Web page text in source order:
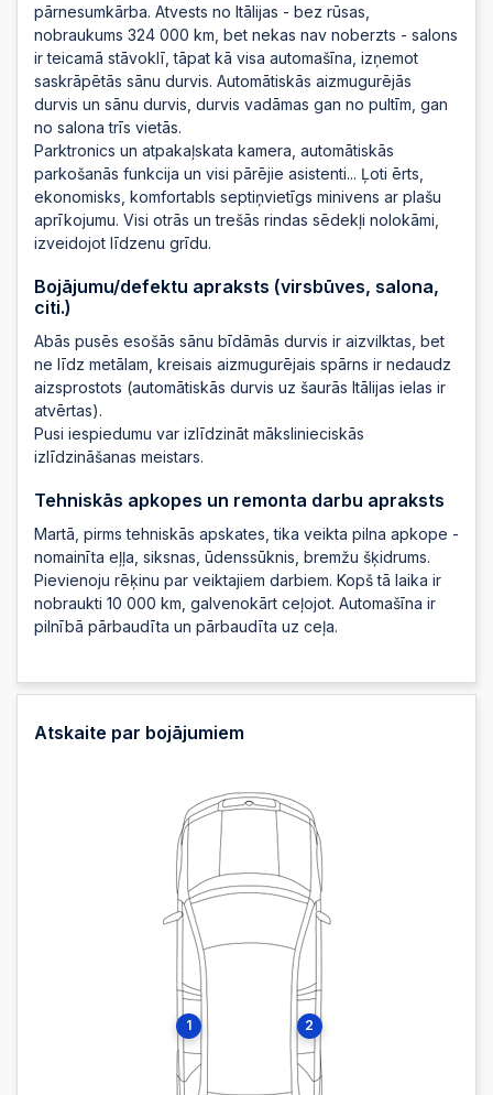
2025-10-10 20:01:59
2025-10-10 14:00:05
2025-10-10 14:00:04
2025-10-10 08:35:51
2025-10-10 01:10:27
2025-10-09 19:44:30
pārnesumkārba. Atvests no Itālijas - bez rūsas,
nobraukums 324 000 km, bet nekas nav noberzts - salons
ir teicamā stāvoklī, tāpat kā visa automašīna, izņemot
saskrāpētās sānu durvis. Automātiskās aizmugurējās
durvis un sānu durvis, durvis vadāmas gan no pultīm, gan
no salona trīs vietās.
Parktronics un atpakaļskata kamera, automātiskās
parkošanās funkcija un visi pārējie asistenti... Ļoti ērts,
ekonomisks, komfortabls septiņvietīgs minivens ar plašu
aprīkojumu. Visi otrās un trešās rindas sēdekļi nolokāmi,
izveidojot līdzenu grīdu.
Bojājumu/defektu apraksts (virsbūves, salona,
citi.)
Abās pusēs esošās sānu bīdāmās durvis ir aizvilktas, bet
ne līdz metālam, kreisais aizmugurējais spārns ir nedaudz
aizsprostots (automātiskās durvis uz šaurās Itālijas ielas ir
atvērtas).
Pusi iespiedumu var izlīdzināt mākslinieciskās
izlīdzināšanas meistars.
Tehniskās apkopes un remonta darbu apraksts
Martā, pirms tehniskās apskates, tika veikta pilna apkope -
nomainīta eļļa, siksnas, ūdenssūknis, bremžu šķidrums.
Pievienoju rēķinu par veiktajiem darbiem. Kopš tā laika ir
nobraukti 10 000 km, galvenokārt ceļojot. Automašīna ir
pilnībā pārbaudīta un pārbaudīta uz ceļa.
Atskaite par bojājumiem
1 2